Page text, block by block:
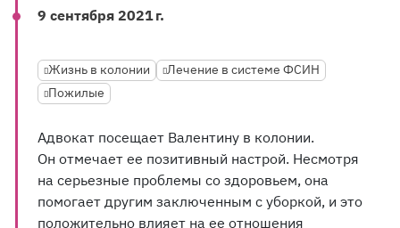
9 сентября 2021 г.
Жизнь в колонии
Лечение в системе ФСИН
Пожилые
Адвокат посещает Валентину в колонии.
Он отмечает ее позитивный настрой. Несмотря
на серьезные проблемы со здоровьем, она
помогает другим заключенным с уборкой, и это
положительно влияет на ее отношения